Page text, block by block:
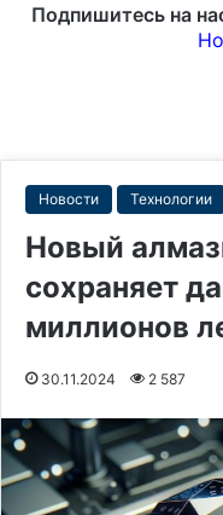
Подпишитесь на